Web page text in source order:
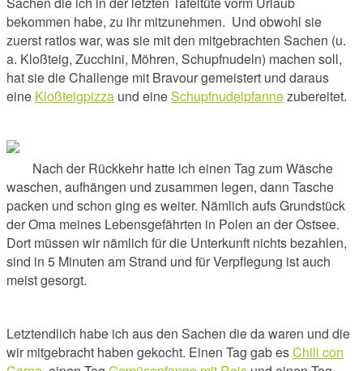
bekommen habe, zu ihr mitzunehmen. Und obwohl sie
zuerst ratlos war, was sie mit den mitgebrachten Sachen (u.
a. Kloßteig, Zucchini, Möhren, Schupfnudeln) machen soll,
hat sie die Challenge mit Bravour gemeistert und daraus
eine Kloßteigpizza und eineSchupfnudelpfannezubereitet.
Nach der Rückkehr hatte ich einen Tag zum Wäsche
waschen, aufhängen und zusammen legen, dann Tasche
packen und schon ging es weiter. Nämlich aufs Grundstück
der Oma meines Lebensgefährten in Polen an der Ostsee.
Dort müssen wir nämlich für die Unterkunft nichts bezahlen,
sind in 5 Minuten am Strand und für Verpflegung ist auch
meist gesorgt.
Letztendlich habe ich aus den Sachen die da waren und die
wir mitgebracht haben gekocht. Einen Tag gab esChili con